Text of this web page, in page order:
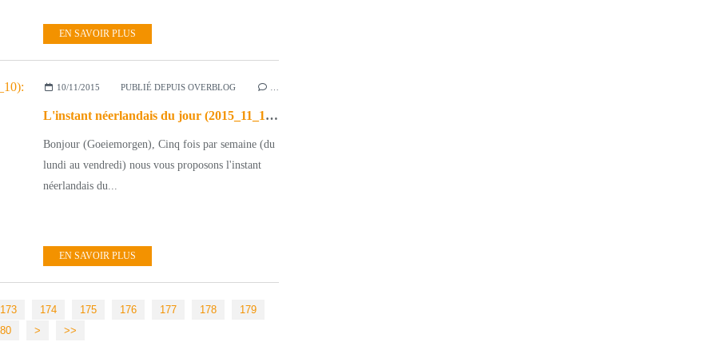
EN SAVOIR PLUS
10/11/2015 PUBLIÉ DEPUIS OVERBLOG
L'instant néerlandais du jour (2015_11_10): het leger
Bonjour (Goeiemorgen), Cinq fois par semaine (du
lundi au vendredi) nous vous proposons l'instant
néerlandais du...
EN SAVOIR PLUS
173 174 175 176 177 178
179
190
> >>